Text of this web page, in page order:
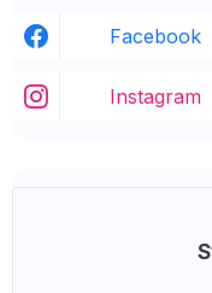
Facebook
Instagram